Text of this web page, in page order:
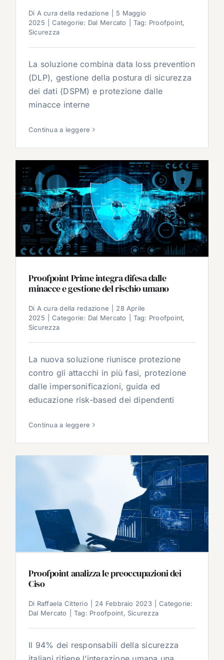
Di A cura della redazione
5 Maggio
2025
Categorie: Dal Mercato Tag: Proofpoint,
Sicurezza
La soluzione combina data loss prevention
(DLP), gestione della postura di sicurezza
dei dati (DSPM) e protezione dalle
minacce interne
Continua a leggere
Proofpoint Prime integra difesa dalle
minacce e gestione del rischio umano
Di A cura della redazione
28 Aprile
2025
Categorie: Dal Mercato Tag: Proofpoint,
Sicurezza
La nuova soluzione riunisce protezione
contro gli attacchi in più fasi, protezione
dalle impersonificazioni, guida ed
educazione risk-based dei dipendenti
Continua a leggere
Proofpoint analizza le preoccupazioni dei
Ciso
Di Raffaela Citterio 24 Febbraio 2023
Categorie:
Dal Mercato
Tag: Proofpoint, Sicurezza
Il 94% dei responsabili della sicurezza